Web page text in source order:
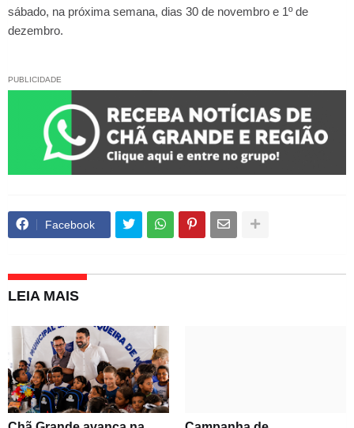
sábado, na próxima semana, dias 30 de novembro e 1º de
dezembro.
PUBLICIDADE
Facebook
LEIA MAIS